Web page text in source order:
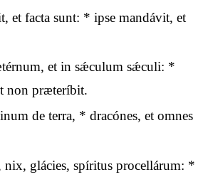
et facta sunt: * ipse mandávit, et
et in sǽculum sǽculi: *
non præteríbit.
de terra, * dracónes, et omnes
nix, glácies, spíritus procellárum: *